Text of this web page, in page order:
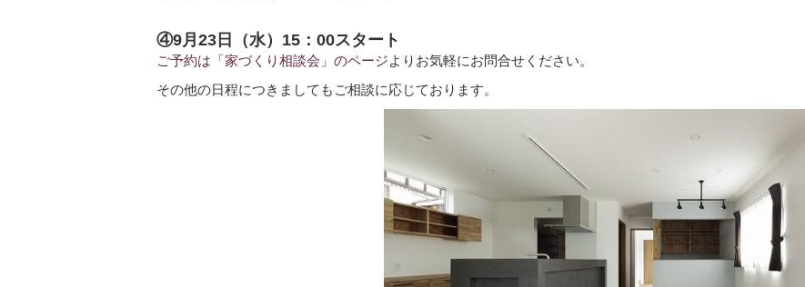
④9月23日（水）15：00スタート
ご予約は「家づくり相談会」のページよりお気軽にお問合せください。
その他の日程につきましてもご相談に応じております。